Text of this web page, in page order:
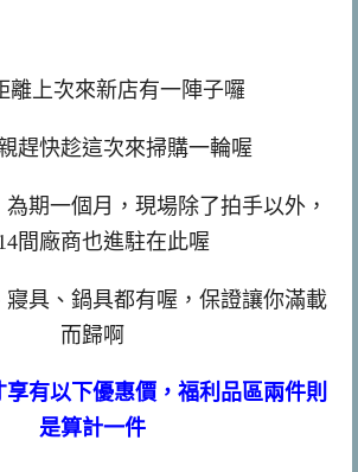
離上次來新店有一陣子囉
趕快趁這次來掃購一輪喔
期一個月，現場除了拍手以外，
間廠商也進駐在此喔
具、鍋具都有喔，保證讓你滿載
而歸啊
有以下優惠價，福利品區兩件則
是算計一件